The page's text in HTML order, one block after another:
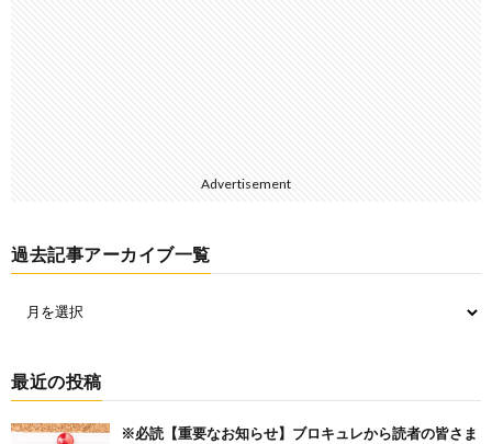
Advertisement
過去記事アーカイブ一覧
最近の投稿
※必読【重要なお知らせ】ブロキュレから読者の皆さま